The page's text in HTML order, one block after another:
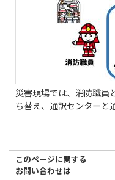
災害現場では、消防職員
ち替え、通訳センターと
このページに関する
お問い合わせは